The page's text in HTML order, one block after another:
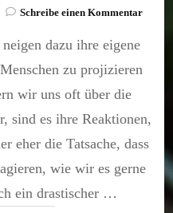
Schreibe einen Kommentarzu
dazu ihre eigene
zu projizieren
wir uns oft über die
sind es ihre Reaktionen,
eher die Tatsache, dass
wie wir es gerne
ein drastischer …